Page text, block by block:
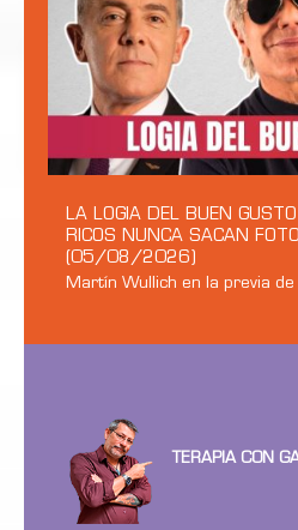
LA LOGIA DEL BUEN
RICOS NUNCA SACAN
(05/08/2026)
Martín Wullich en la previa de
TERAPIA CON